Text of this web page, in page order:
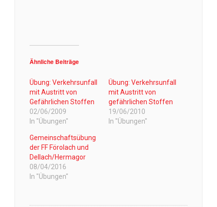
Ähnliche Beiträge
Übung: Verkehrsunfall
mit Austritt von
Gefährlichen Stoffen
02/06/2009
In "Übungen"
Übung: Verkehrsunfall
mit Austritt von
gefährlichen Stoffen
19/06/2010
In "Übungen"
Gemeinschaftsübung
der FF Förolach und
Dellach/Hermagor
08/04/2016
In "Übungen"